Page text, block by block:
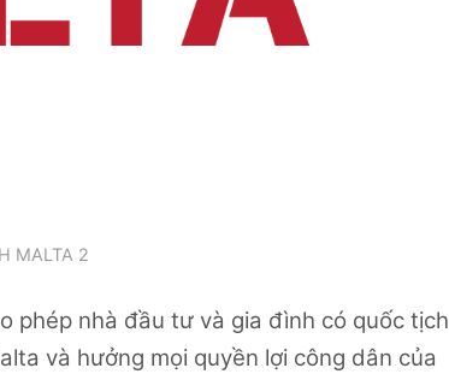
MALTA 2
phép nhà đầu tư và gia đình có quốc tịch
và hưởng mọi quyền lợi công dân của